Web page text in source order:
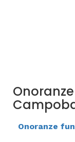
Onoranze